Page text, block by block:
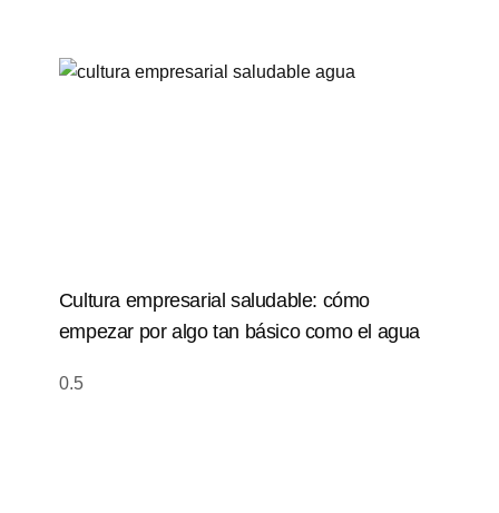
Cultura empresarial saludable: cómo
empezar por algo tan básico como el agua